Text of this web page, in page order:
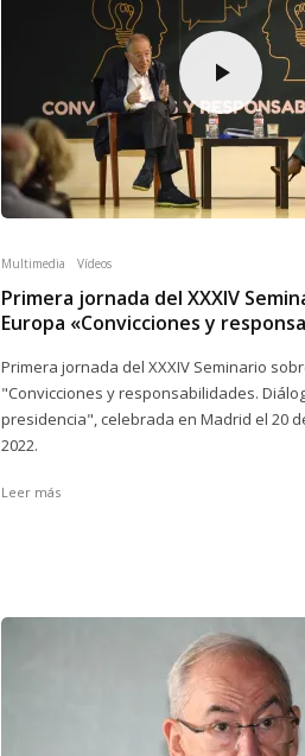
Multimedia Vídeos
Primera jornada del XXXIV
Europa «Convicciones y
Primera jornada del XXXIV Seminario
"Convicciones y responsabilidades.
presidencia", celebrada en Madrid el 20
2022.
Leer más